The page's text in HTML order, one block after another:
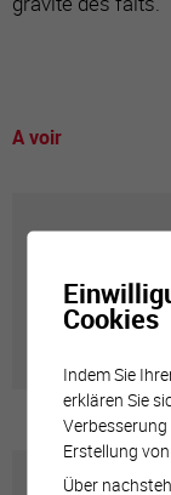
A voir
Adresses
Cookies
Indem Sie
erklären Sie
Erstellung
Über